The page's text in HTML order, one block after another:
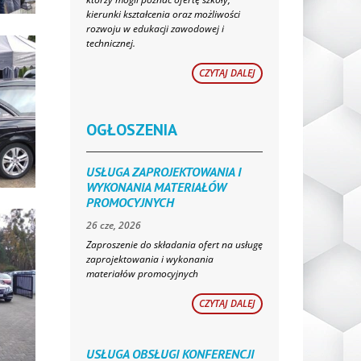
kierunki kształcenia oraz możliwości
rozwoju w edukacji zawodowej i
technicznej.
CZYTAJ DALEJ
OGŁOSZENIA
USŁUGA ZAPROJEKTOWANIA I
WYKONANIA MATERIAŁÓW
PROMOCYJNYCH
26 cze, 2026
Zaproszenie do składania ofert na usługę
zaprojektowania i wykonania
materiałów promocyjnych
CZYTAJ DALEJ
USŁUGA OBSŁUGI KONFERENCJI